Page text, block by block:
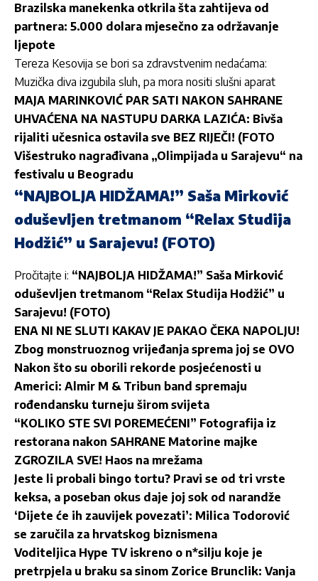
Brazilska manekenka otkrila šta zahtijeva od
partnera: 5.000 dolara mjesečno za održavanje
ljepote
Tereza Kesovija se bori sa zdravstvenim nedaćama:
Muzička diva izgubila sluh, pa mora nositi slušni aparat
MAJA MARINKOVIĆ PAR SATI NAKON SAHRANE
UHVAĆENA NA NASTUPU DARKA LAZIĆA: Bivša
rijaliti učesnica ostavila sve BEZ RIJEČI! (FOTO
Višestruko nagrađivana „Olimpijada u Sarajevu“ na
festivalu u Beogradu
“NAJBOLJA HIDŽAMA!” Saša Mirković
oduševljen tretmanom “Relax Studija
Hodžić” u Sarajevu! (FOTO)
Pročitajte i: “NAJBOLJA HIDŽAMA!” Saša Mirković
oduševljen tretmanom “Relax Studija Hodžić” u
Sarajevu! (FOTO)
ENA NI NE SLUTI KAKAV JE PAKAO ČEKA NAPOLJU!
Zbog monstruoznog vrijeđanja sprema joj se OVO
Nakon što su oborili rekorde posjećenosti u
Americi: Almir M & Tribun band spremaju
rođendansku turneju širom svijeta
“KOLIKO STE SVI POREMEĆENI” Fotografija iz
restorana nakon SAHRANE Matorine majke
ZGROZILA SVE! Haos na mrežama
Jeste li probali bingo tortu? Pravi se od tri vrste
keksa, a poseban okus daje joj sok od narandže
‘Dijete će ih zauvijek povezati’: Milica Todorović
se zaručila za hrvatskog biznismena
Voditeljica Hype TV iskreno o n*silju koje je
pretrpjela u braku sa sinom Zorice Brunclik: Vanja